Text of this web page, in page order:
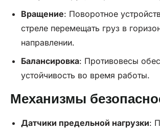
Вращение: Поворотное
стреле перемещать груз в
направлении.
Балансировка: Противовесы
устойчивость во время работы.
Механизмы
Датчики предельной нагрузки: